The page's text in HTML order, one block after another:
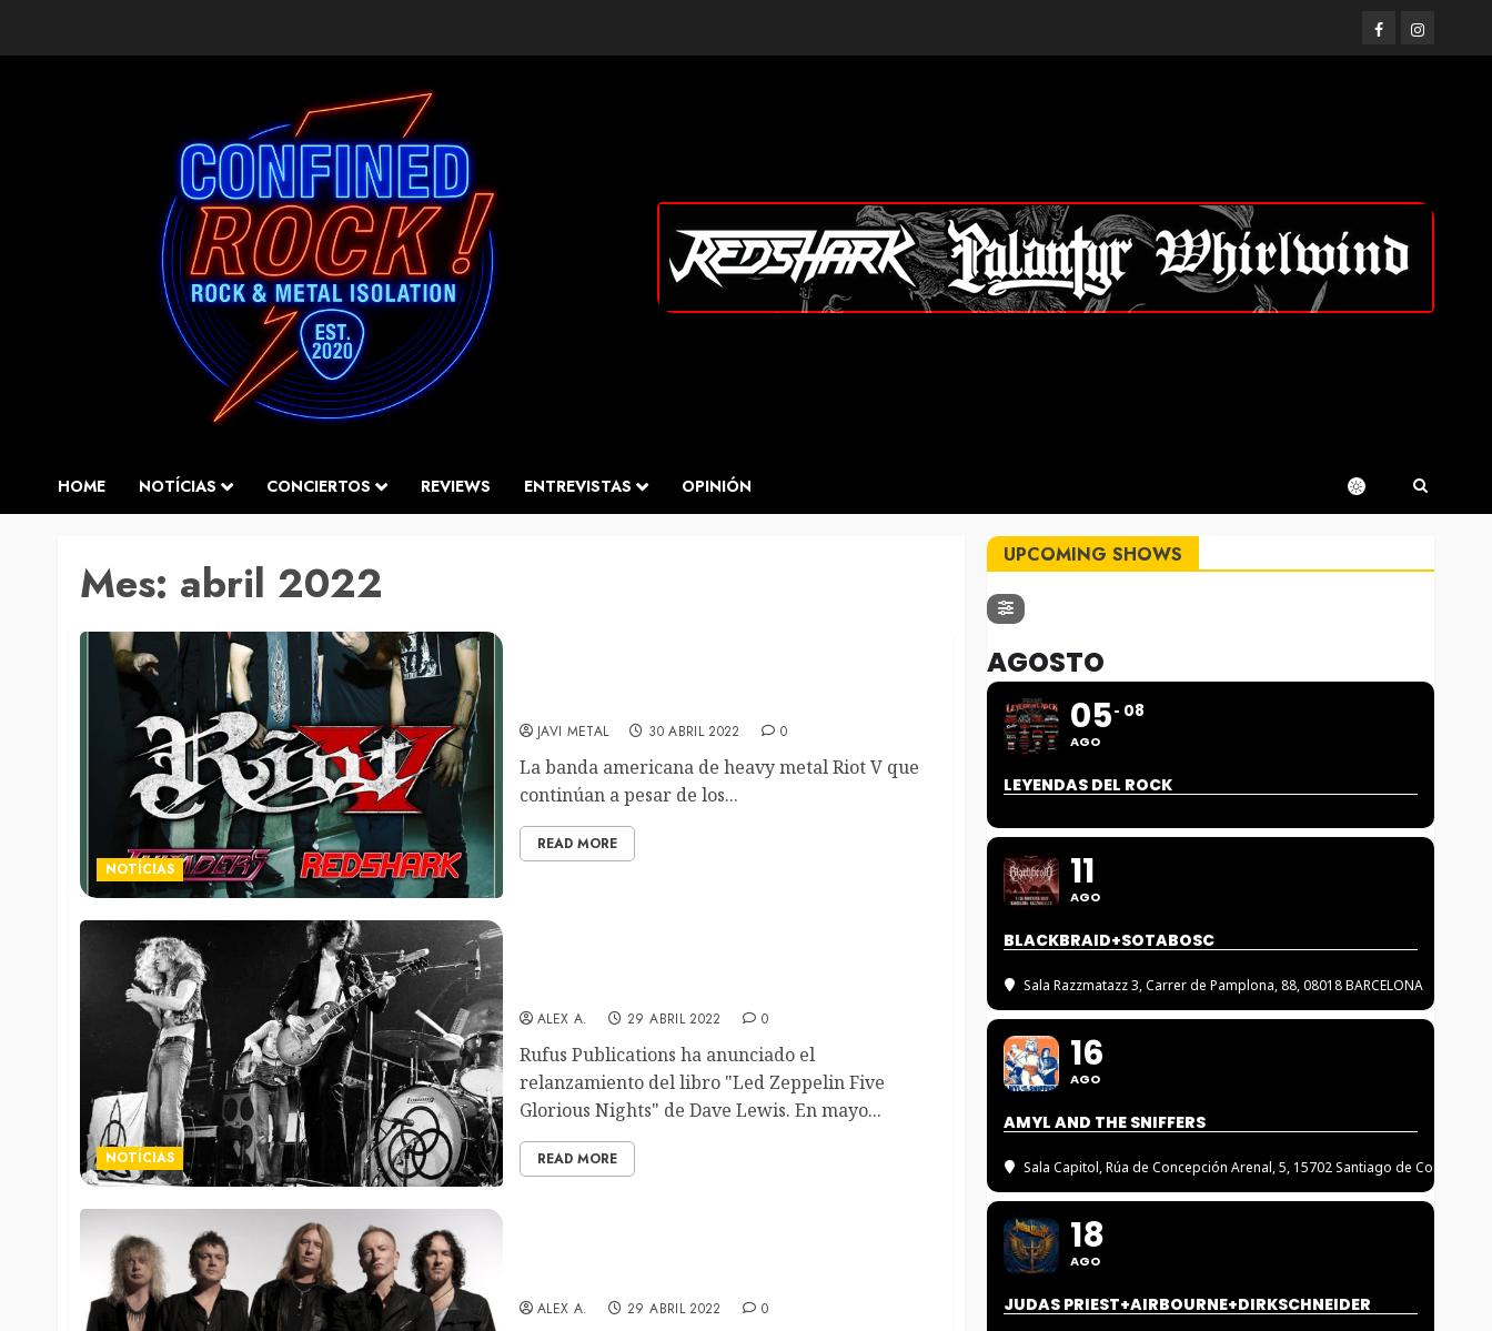
FacebookInstagram
HOME NOTÍCIAS CONCIERTOS REVIEWS ENTREVISTAS OPINIÓN
Mes: abril 2022
NOTÍCIAS
JAVI METAL 30 ABRIL 2022 0
La banda americana de heavy metal Riot V que
continúan a pesar de los...
READ MORE
NOTÍCIAS
ALEX A. 29 ABRIL 2022 0
Rufus Publications ha anunciado el
relanzamiento del libro "Led Zeppelin Five
Glorious Nights" de Dave Lewis. En mayo...
READ MORE
ALEX A. 29 ABRIL 2022 0
UPCOMING SHOWS
AGOSTO
05
AGO
08
LEYENDAS DEL ROCK
11
AGO
BLACKBRAID+SOTABOSC
Sala Razzmatazz 3, Carrer de Pamplona, 88, 08018 BARCELONA
16
AGO
AMYL AND THE SNIFFERS
Sala Capitol, Rúa de Concepción Arenal, 5, 15702 Santiago de
18
AGO
JUDAS PRIEST+AIRBOURNE+DIRKSCHNEIDER